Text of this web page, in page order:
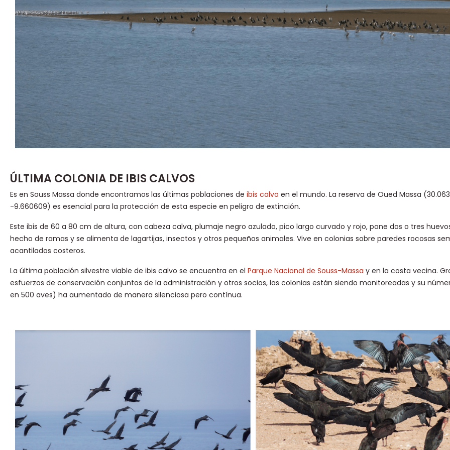
ÚLTIMA COLONIA DE IBIS CALVOS
Es en Souss Massa donde encontramos las últimas poblaciones de ibis calvo en el mundo. La reserva de Oued Massa
-9.660609) es esencial para la protección de esta especie en peligro de extinción.
Este ibis de 60 a 80 cm de altura, con cabeza calva, plumaje negro azulado, pico largo curvado y rojo, pone dos o tres
hecho de ramas y se alimenta de lagartijas, insectos y otros pequeños animales. Vive en colonias sobre paredes rocosas
acantilados costeros.
La última población silvestre viable de ibis calvo se encuentra en el Parque Nacional de Souss-Massa y en la costa vecina.
esfuerzos de conservación conjuntos de la administración y otros socios, las colonias están siendo monitoreadas y su
en 500 aves) ha aumentado de manera silenciosa pero contínua.